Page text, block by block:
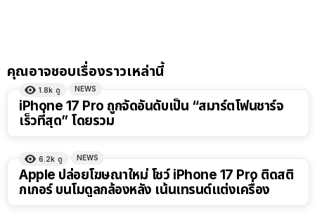
คุณอาจชอบเรื่องราวเหล่านี้
1.8k ดู NEWS
iPhone 17 Pro ถูกจัดอันดับเป็น “สมาร์ตโฟนชาร์จ
เร็วที่สุด” โดยรวม
6.2k ดู NEWS
Apple ปล่อยโฆษณาใหม่ โชว์ iPhone 17 Pro ติดสติ
กเกอร์ บนโมดูลกล้องหลัง เน้นเทรนด์แต่งเครื่อง